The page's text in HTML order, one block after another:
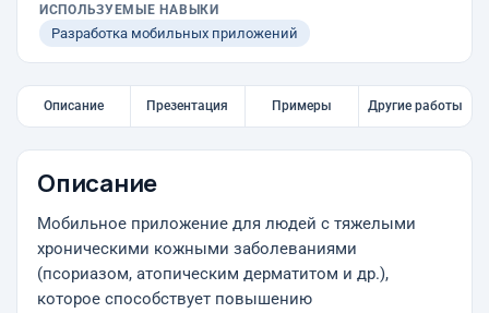
ИСПОЛЬЗУЕМЫЕ НАВЫКИ
Разработка мобильных приложений
Описание Презентация Примеры Другие работы
Описание
Мобильное приложение для людей с тяжелыми
хроническими кожными заболеваниями
(псориазом, атопическим дерматитом и др.),
которое способствует повышению